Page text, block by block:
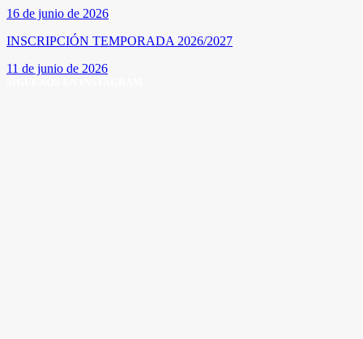
16 de junio de 2026
INSCRIPCIÓN TEMPORADA 2026/2027
11 de junio de 2026